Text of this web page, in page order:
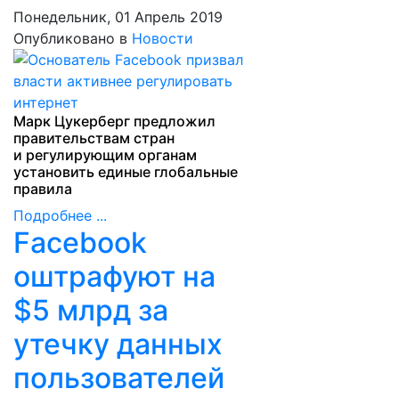
Понедельник, 01 Апрель 2019
Опубликовано в Новости
Марк Цукерберг предложил
правительствам стран
и регулирующим органам
установить единые глобальные
правила
Подробнее ...
Facebook
оштрафуют на
$5 млрд за
утечку данных
пользователей